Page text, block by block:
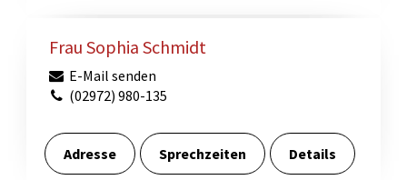
Frau Sophia Schmidt
E-Mail senden
(02972) 980-135
Adresse Sprechzeiten Details